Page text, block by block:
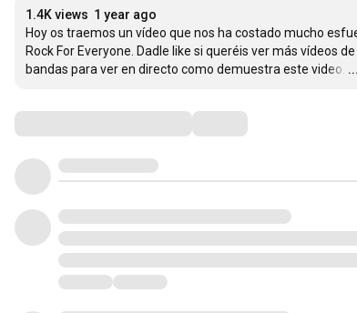
1.4K views 1 year ago
Hoy os traemos un vídeo que nos ha costado mucho
Rock For Everyone. Dadle like si queréis ver más vídeos
bandas para ver en directo como demuestra este video. …